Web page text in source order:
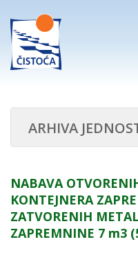
ARHIVA
NABAVA
KONTEJNERA
ZATVORENIH
ZAPREMNINE 7 m3